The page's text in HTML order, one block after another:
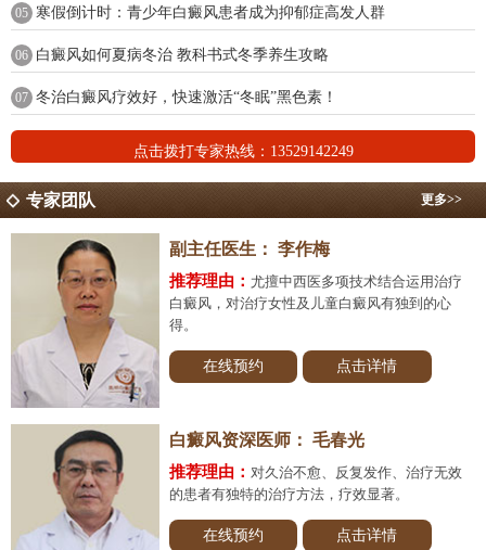
05 寒假倒计时：青少年白癜风患者成为抑郁症高发人群
06 白癜风如何夏病冬治 教科书式冬季养生攻略
07 冬治白癜风疗效好，快速激活“冬眠”黑色素！
点击拨打专家热线：13529142249
更多>>
专家团队
副主任医生： 李作梅
推荐理由： 尤擅中西医多项技术结合运用治疗
白癜风，对治疗女性及儿童白癜风有独到的心
得。
在线预约 点击详情
白癜风资深医师： 毛春光
推荐理由： 对久治不愈、反复发作、治疗无效
的患者有独特的治疗方法，疗效显著。
在线预约 点击详情